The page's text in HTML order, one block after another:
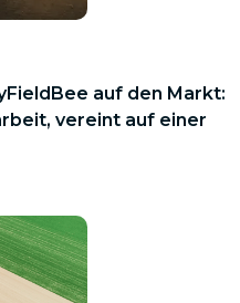
auf den Markt:
vereint auf einer